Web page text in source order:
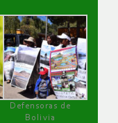
Defensoras de
Bolivia